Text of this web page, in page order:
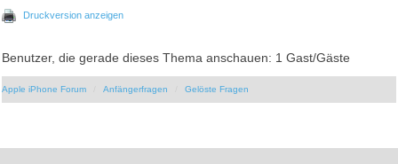
Druckversion anzeigen
Benutzer, die gerade dieses Thema anschauen: 1 Gast/Gäste
Apple iPhone Forum Anfängerfragen Gelöste Fragen